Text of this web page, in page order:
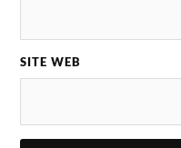
SITE WEB